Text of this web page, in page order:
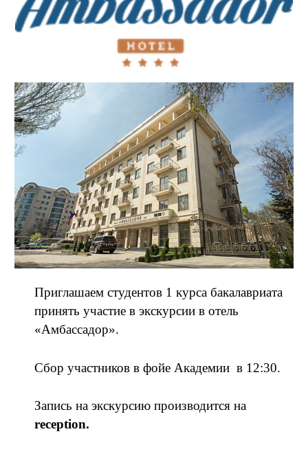
Приглашаем студентов 1 курса бакалавриата
принять участие в экскурсии в отель
«Амбассадор».
Сбор участников в фойе Академии в 12:30.
Запись на экскурсию производится на
reception.